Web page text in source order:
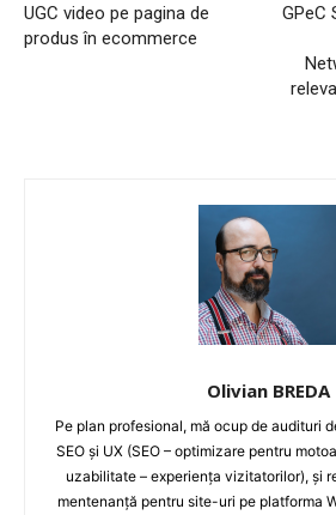
LEGAL & DP
UGC video pe pagina de
produs în ecommerce
GPeC
Olivian BREDA
Pe plan profesional, mă ocup de audituri
SEO și UX (SEO – optimizare pentru
uzabilitate – experiența vizitatorilor), și
mentenanță pentru site-uri pe platforma